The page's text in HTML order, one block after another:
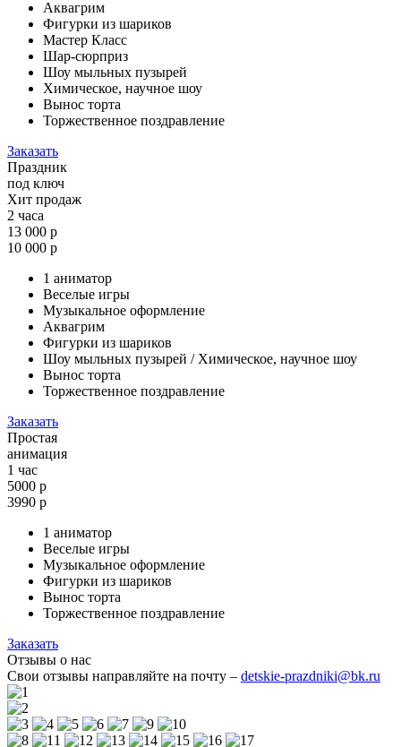
Аквагрим
Фигурки из шариков
Мастер Класс
Шар-сюрприз
Шоу мыльных пузырей
Химическое, научное шоу
Вынос торта
Торжественное поздравление
Заказать
Праздник
под ключ
Хит продаж
2 часа
13 000 р
10 000 р
1 аниматор
Веселые игры
Музыкальное оформление
Аквагрим
Фигурки из шариков
Шоу мыльных пузырей / Химическое, научное шоу
Вынос торта
Торжественное поздравление
Заказать
Простая
анимация
1 час
5000 р
3990 р
1 аниматор
Веселые игры
Музыкальное оформление
Фигурки из шариков
Вынос торта
Торжественное поздравление
Заказать
Отзывы о нас
Свои отзывы направляйте на почту – detskie-prazdniki@bk.ru